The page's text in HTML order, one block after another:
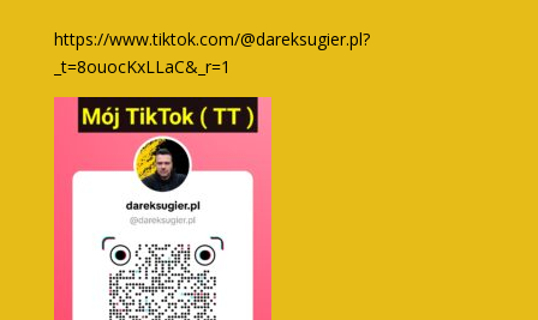
https://www.tiktok.com/@dareksugier.pl?
_t=8ouocKxLLaC&_r=1